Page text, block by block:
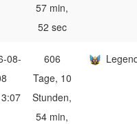
57 min,
52 sec
08-
606
Tage, 10
Stunden,
54 min,